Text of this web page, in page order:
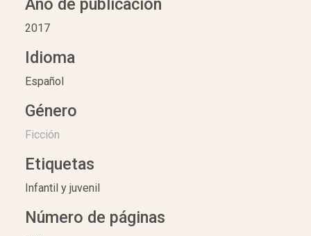
Año de publicación
2017
Idioma
Español
Género
Ficción
Etiquetas
Infantil y juvenil
Número de páginas